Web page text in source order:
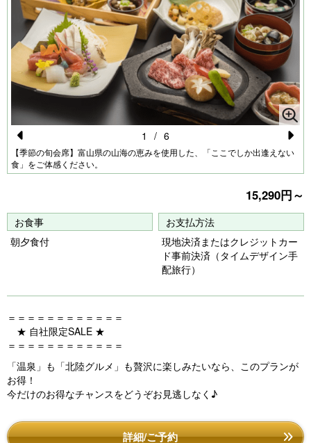
Pr
e
o
u
【季節の旬会席】富山県の山海の恵みを使用した、「ここでしか出逢えない
食」をご体感ください。
N
e
xt
1 / 6
15,290円～
お食事
朝夕食付
お支払方法
現地決済またはクレジットカー
ド事前決済（タイムデザイン手
配旅行）
＝＝＝＝＝＝＝＝＝＝＝＝
★ 自社限定SALE ★
＝＝＝＝＝＝＝＝＝＝＝＝
「温泉」も「北陸グルメ」も贅沢に楽しみたいなら、このプランが
お得！
今だけのお得なチャンスをどうぞお見逃しなく♪
詳細/ご予約